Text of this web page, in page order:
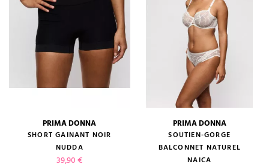
PRIMA DONNA
SHORT GAINANT NOIR
NUDDA
Prix
39,90 €
PRIMA DONNA
SOUTIEN-GORGE
BALCONNET NATUREL
NAICA